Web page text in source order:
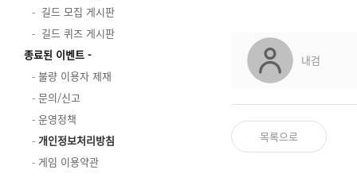
길드 모집 게시판
길드 퀴즈 게시판
종료된 이벤트
불량 이용자 제재
문의/신고
운영정책
개인정보처리방침
게임 이용약관
내검
목록으로